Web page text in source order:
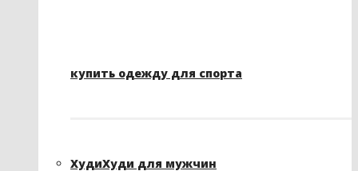
купить одежду для спорта
ХудиХуди для мужчин